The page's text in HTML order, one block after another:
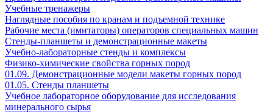
Учебные тренажеры
Наглядные пособия по кранам и подъемной технике
Рабочие места (имитаторы) операторов специальных машин
Стенды-планшеты и демонстрационные макеты
Учебно-лабораторные стенды и комплексы
Физико-химические свойства горных пород
01.09. Демонстрационные модели макеты горных пород
01.05. Стенды планшеты
Учебное лабораторное оборудование для исследования
минерального сырья